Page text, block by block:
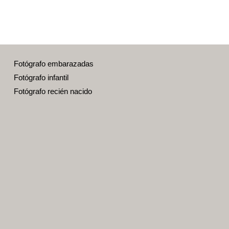
Fotógrafo embarazadas
Fotógrafo infantil
Fotógrafo recién nacido